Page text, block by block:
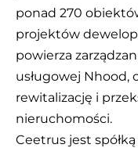
ponad 270
projektów
powierza
usługowej Nhood,
rewitalizację i
nieruchomości.
Ceetrus jest